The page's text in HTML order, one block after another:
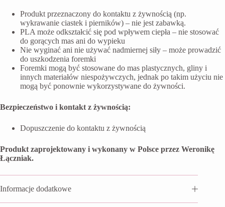
Produkt przeznaczony do kontaktu z żywnością (np.
wykrawanie ciastek i pierników) – nie jest zabawką.
PLA może odkształcić się pod wpływem ciepła – nie stosować
do gorących mas ani do wypieku
Nie wyginać ani nie używać nadmiernej siły – może prowadzić
do uszkodzenia foremki
Foremki mogą być stosowane do mas plastycznych, gliny i
innych materiałów niespożywczych, jednak po takim użyciu nie
mogą być ponownie wykorzystywane do żywności.
Bezpieczeństwo i kontakt z żywnością:
Dopuszczenie do kontaktu z żywnością
Produkt zaprojektowany i wykonany w Polsce przez Weronikę
Łączniak.
Informacje dodatkowe